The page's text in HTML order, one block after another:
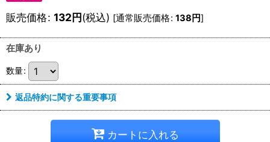
販売価格: 132円(税込) [通常販売価格: 138 円]
在庫あり
数量:
返品特約に関する重要事項
カートに入れる